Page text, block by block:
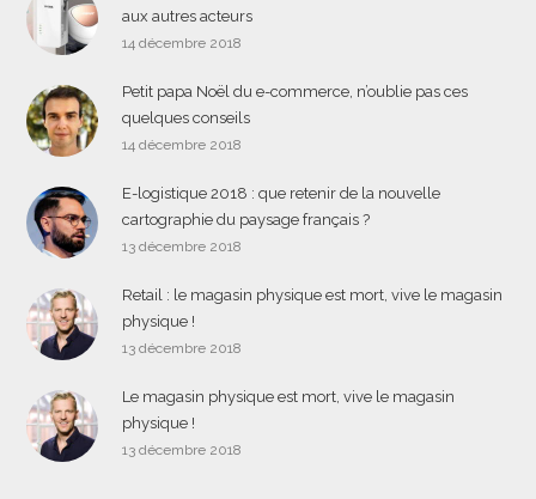
aux autres acteurs
14 décembre 2018
Petit papa Noël du e-commerce, n’oublie pas ces
quelques conseils
14 décembre 2018
E-logistique 2018 : que retenir de la nouvelle
cartographie du paysage français ?
13 décembre 2018
Retail : le magasin physique est mort, vive le magasin
physique !
13 décembre 2018
Le magasin physique est mort, vive le magasin
physique !
13 décembre 2018